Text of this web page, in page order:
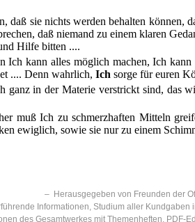
sie nichts werden behalten können,
daß niemand zu einem klaren
Hilfe bitten ....
kann alles möglich machen, Ich
.... Denn wahrlich, Ich sorge für euren
ganz in der Materie verstrickt sind, das
muß Ich zu schmerzhaften Mitteln
ewiglich, sowie sie nur zu einem
– Herausgegeben von Freunden der
Informationen, Studium aller Kundgaben
des Gesamtwerkes mit Themenheften, PDF-